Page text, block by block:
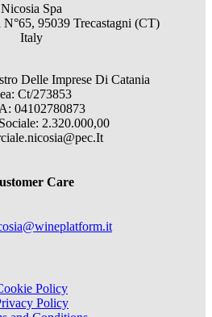
Nicosia Spa
95039 Trecastagni (CT)
Italy
Delle Imprese Di Catania
Ct/273853
04102780873
2.320.000,00
Care
Policy
Policy